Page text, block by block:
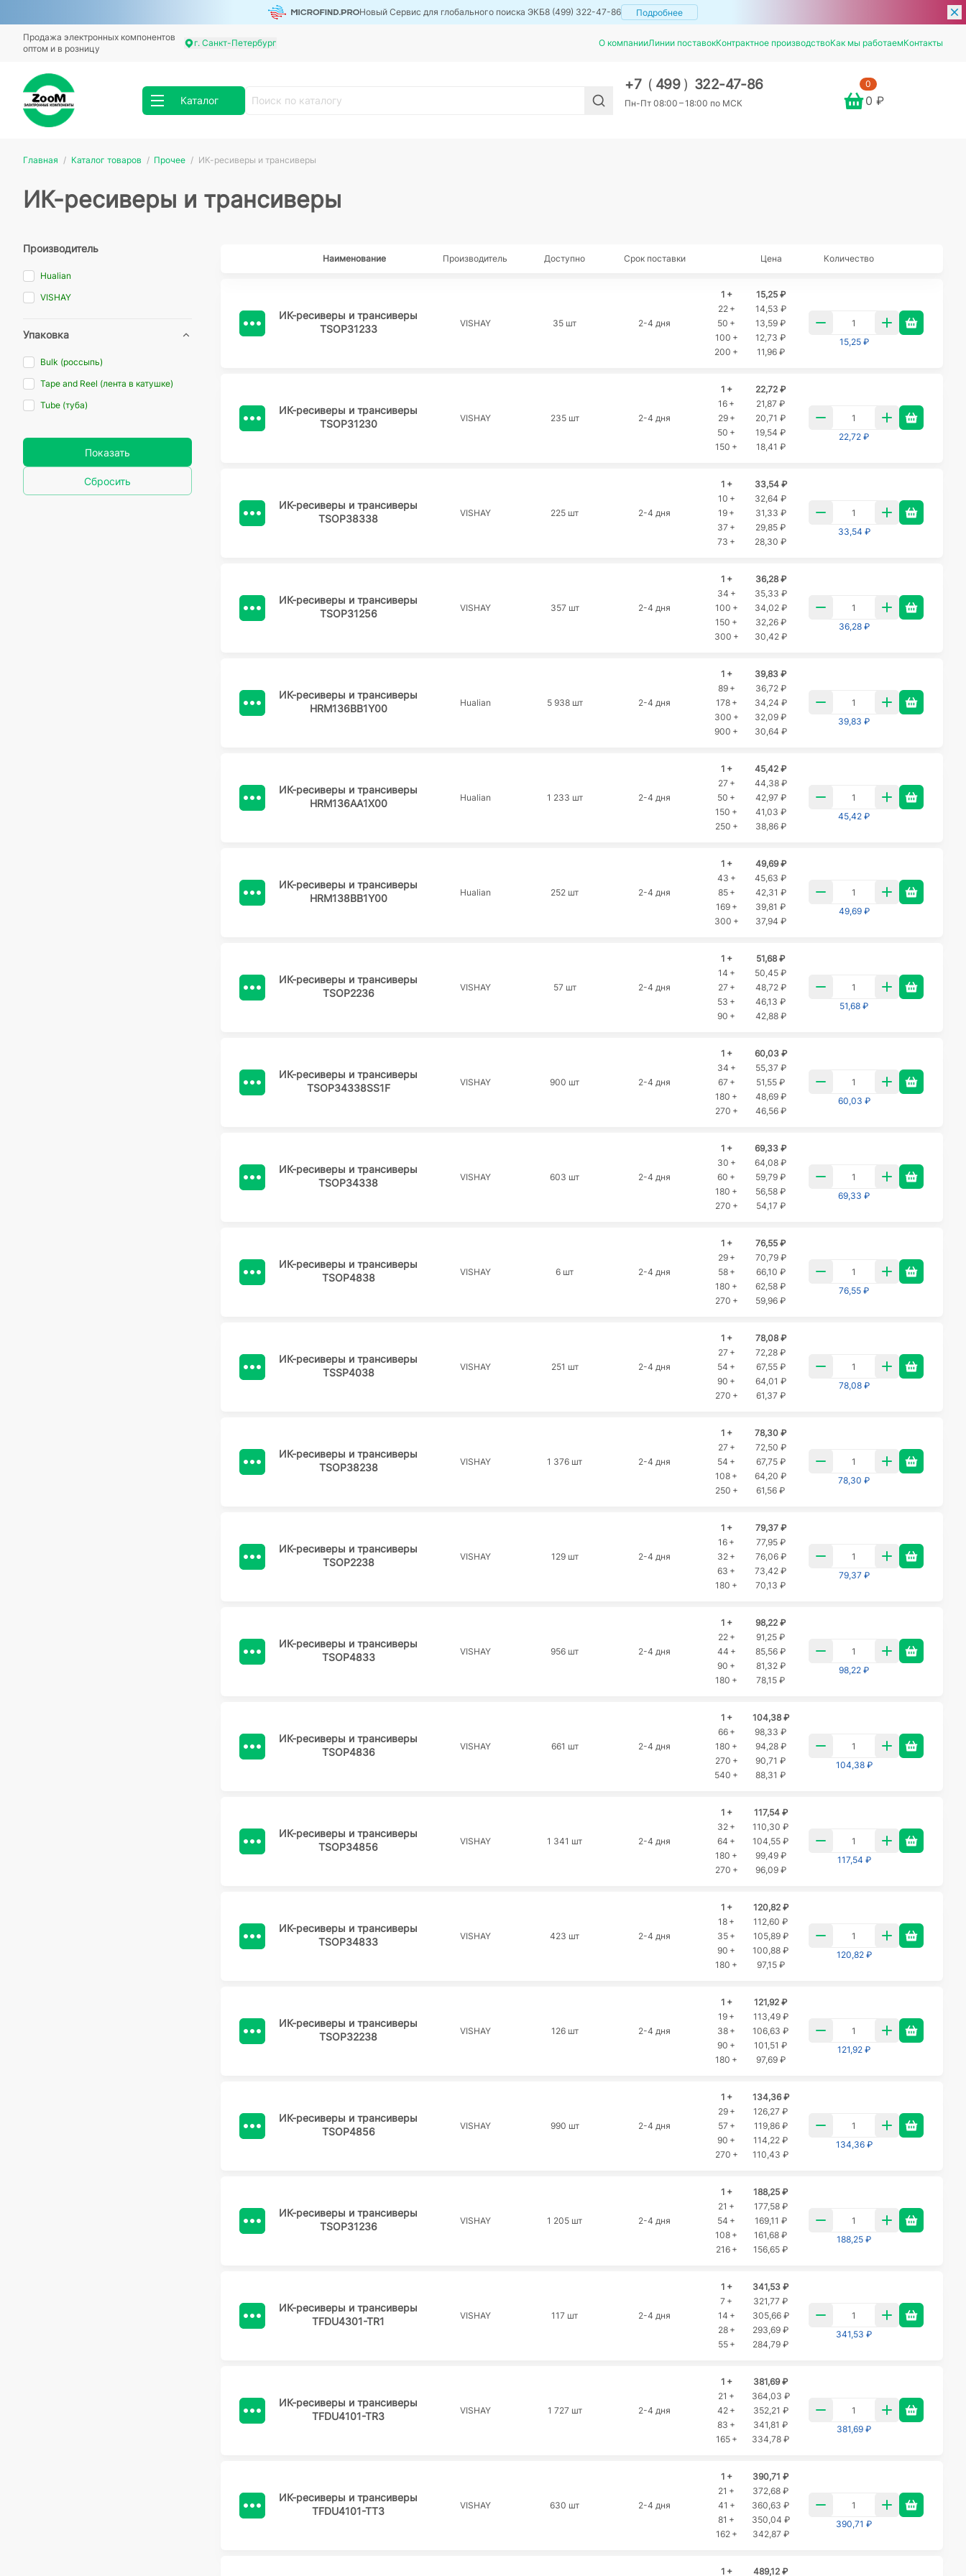
Новый Сервис для глобального поиска ЭКБ8 (499) 322-47-86 Подробнее
Продажа электронных компонентов
оптом и в розницу
г. Санкт-Петербург О компанииЛинии поставокКонтрактное производствоКак мы работаемКонтакты
Каталог
+7 ( 499 ) 322-47-86
Пн-Пт 08:00 – 18:00 по МСК
0
0 ₽
Главная Каталог товаров Прочее ИК-ресиверы и трансиверы
ИК-ресиверы и трансиверы
Производитель
Hualian
VISHAY
Упаковка
Bulk (россыпь)
Tape and Reel (лента в катушке)
Tube (туба)
Показать
Сбросить
Наименование Производитель Доступно Срок поставки Цена Количество
ИК-ресиверы и трансиверы
TSOP31233
VISHAY 35 шт 2-4 дня
1 +
15,25 ₽
22 +
14,53 ₽
50 +
13,59 ₽
100 +
12,73 ₽
200 +
11,96 ₽
15,25 ₽
ИК-ресиверы и трансиверы
TSOP31230
VISHAY 235 шт 2-4 дня
1 +
22,72 ₽
16 +
21,87 ₽
29 +
20,71 ₽
50 +
19,54 ₽
150 +
18,41 ₽
22,72 ₽
ИК-ресиверы и трансиверы
TSOP38338
VISHAY 225 шт 2-4 дня
1 +
33,54 ₽
10 +
32,64 ₽
19 +
31,33 ₽
37 +
29,85 ₽
73 +
28,30 ₽
33,54 ₽
ИК-ресиверы и трансиверы
TSOP31256
VISHAY 357 шт 2-4 дня
1 +
36,28 ₽
34 +
35,33 ₽
100 +
34,02 ₽
150 +
32,26 ₽
300 +
30,42 ₽
36,28 ₽
ИК-ресиверы и трансиверы
HRM136BB1Y00
Hualian 5 938 шт 2-4 дня
1 +
39,83 ₽
89 +
36,72 ₽
178 +
34,24 ₽
300 +
32,09 ₽
900 +
30,64 ₽
39,83 ₽
ИК-ресиверы и трансиверы
HRM136AA1X00
Hualian 1 233 шт 2-4 дня
1 +
45,42 ₽
27 +
44,38 ₽
50 +
42,97 ₽
150 +
41,03 ₽
250 +
38,86 ₽
45,42 ₽
ИК-ресиверы и трансиверы
HRM138BB1Y00
Hualian 252 шт 2-4 дня
1 +
49,69 ₽
43 +
45,63 ₽
85 +
42,31 ₽
169 +
39,81 ₽
300 +
37,94 ₽
49,69 ₽
ИК-ресиверы и трансиверы
TSOP2236
VISHAY 57 шт 2-4 дня
1 +
51,68 ₽
14 +
50,45 ₽
27 +
48,72 ₽
53 +
46,13 ₽
90 +
42,88 ₽
51,68 ₽
ИК-ресиверы и трансиверы
TSOP34338SS1F
VISHAY 900 шт 2-4 дня
1 +
60,03 ₽
34 +
55,37 ₽
67 +
51,55 ₽
180 +
48,69 ₽
270 +
46,56 ₽
60,03 ₽
ИК-ресиверы и трансиверы
TSOP34338
VISHAY 603 шт 2-4 дня
1 +
69,33 ₽
30 +
64,08 ₽
60 +
59,79 ₽
180 +
56,58 ₽
270 +
54,17 ₽
69,33 ₽
ИК-ресиверы и трансиверы
TSOP4838
VISHAY 6 шт 2-4 дня
1 +
76,55 ₽
29 +
70,79 ₽
58 +
66,10 ₽
180 +
62,58 ₽
270 +
59,96 ₽
76,55 ₽
ИК-ресиверы и трансиверы
TSSP4038
VISHAY 251 шт 2-4 дня
1 +
78,08 ₽
27 +
72,28 ₽
54 +
67,55 ₽
90 +
64,01 ₽
270 +
61,37 ₽
78,08 ₽
ИК-ресиверы и трансиверы
TSOP38238
VISHAY 1 376 шт 2-4 дня
1 +
78,30 ₽
27 +
72,50 ₽
54 +
67,75 ₽
108 +
64,20 ₽
250 +
61,56 ₽
78,30 ₽
ИК-ресиверы и трансиверы
TSOP2238
VISHAY 129 шт 2-4 дня
1 +
79,37 ₽
16 +
77,95 ₽
32 +
76,06 ₽
63 +
73,42 ₽
180 +
70,13 ₽
79,37 ₽
ИК-ресиверы и трансиверы
TSOP4833
VISHAY 956 шт 2-4 дня
1 +
98,22 ₽
22 +
91,25 ₽
44 +
85,56 ₽
90 +
81,32 ₽
180 +
78,15 ₽
98,22 ₽
ИК-ресиверы и трансиверы
TSOP4836
VISHAY 661 шт 2-4 дня
1 +
104,38 ₽
66 +
98,33 ₽
180 +
94,28 ₽
270 +
90,71 ₽
540 +
88,31 ₽
104,38 ₽
ИК-ресиверы и трансиверы
TSOP34856
VISHAY 1 341 шт 2-4 дня
1 +
117,54 ₽
32 +
110,30 ₽
64 +
104,55 ₽
180 +
99,49 ₽
270 +
96,09 ₽
117,54 ₽
ИК-ресиверы и трансиверы
TSOP34833
VISHAY 423 шт 2-4 дня
1 +
120,82 ₽
18 +
112,60 ₽
35 +
105,89 ₽
90 +
100,88 ₽
180 +
97,15 ₽
120,82 ₽
ИК-ресиверы и трансиверы
TSOP32238
VISHAY 126 шт 2-4 дня
1 +
121,92 ₽
19 +
113,49 ₽
38 +
106,63 ₽
90 +
101,51 ₽
180 +
97,69 ₽
121,92 ₽
ИК-ресиверы и трансиверы
TSOP4856
VISHAY 990 шт 2-4 дня
1 +
134,36 ₽
29 +
126,27 ₽
57 +
119,86 ₽
90 +
114,22 ₽
270 +
110,43 ₽
134,36 ₽
ИК-ресиверы и трансиверы
TSOP31236
VISHAY 1 205 шт 2-4 дня
1 +
188,25 ₽
21 +
177,58 ₽
54 +
169,11 ₽
108 +
161,68 ₽
216 +
156,65 ₽
188,25 ₽
ИК-ресиверы и трансиверы
TFDU4301-TR1
VISHAY 117 шт 2-4 дня
1 +
341,53 ₽
7 +
321,77 ₽
14 +
305,66 ₽
28 +
293,69 ₽
55 +
284,79 ₽
341,53 ₽
ИК-ресиверы и трансиверы
TFDU4101-TR3
VISHAY 1 727 шт 2-4 дня
1 +
381,69 ₽
21 +
364,03 ₽
42 +
352,21 ₽
83 +
341,81 ₽
165 +
334,78 ₽
381,69 ₽
ИК-ресиверы и трансиверы
TFDU4101-TT3
VISHAY 630 шт 2-4 дня
1 +
390,71 ₽
21 +
372,68 ₽
41 +
360,63 ₽
81 +
350,04 ₽
162 +
342,87 ₽
390,71 ₽
1 + 489,12 ₽